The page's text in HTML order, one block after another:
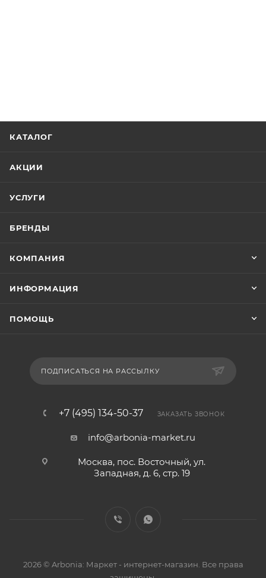
КАТАЛОГ
АКЦИИ
УСЛУГИ
БРЕНДЫ
КОМПАНИЯ
ИНФОРМАЦИЯ
ПОМОЩЬ
ПОДПИСАТЬСЯ НА РАССЫЛКУ
+7 (495) 134-50-37 ЗАКАЗАТЬ ЗВОНОК
info@arbonia-market.ru
Москва, пос. Восточный, ул.
Западная, д. 6, стр. 19
2026 © Arbonia: Маркет - интернет-магазин. Все права